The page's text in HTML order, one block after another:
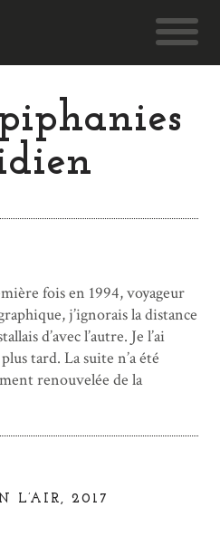
fois en 1994, voyageur
j’ignorais la distance
d’avec l’autre. Je l’ai
tard. La suite n’a été
renouvelée de la
L’AIR, 2017